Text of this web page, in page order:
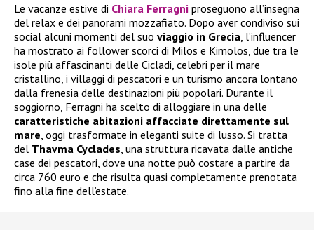
Le vacanze estive di Chiara Ferragni proseguono all’insegna
del relax e dei panorami mozzafiato. Dopo aver condiviso sui
social alcuni momenti del suo viaggio in Grecia , l’influencer
ha mostrato ai follower scorci di Milos e Kimolos, due tra le
isole più affascinanti delle Cicladi, celebri per il mare
cristallino, i villaggi di pescatori e un turismo ancora lontano
dalla frenesia delle destinazioni più popolari. Durante il
soggiorno, Ferragni ha scelto di alloggiare in una delle
caratteristiche abitazioni affacciate direttamente sul
mare , oggi trasformate in eleganti suite di lusso. Si tratta
del Thavma Cyclades , una struttura ricavata dalle antiche
case dei pescatori, dove una notte può costare a partire da
circa 760 euro e che risulta quasi completamente prenotata
fino alla fine dell’estate.